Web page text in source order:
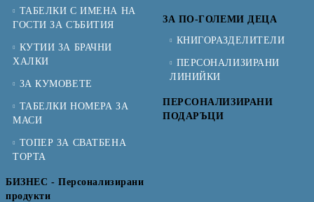
ТАБЕЛКИ С ИМЕНА НА
ГОСТИ ЗА СЪБИТИЯ
КУТИИ ЗА БРАЧНИ
ХАЛКИ
ЗА КУМОВЕТЕ
ТАБЕЛКИ НОМЕРА ЗА
МАСИ
ТОПЕР ЗА СВАТБЕНА
ТОРТА
БИЗНЕС - Персонализирани
продукти
ЗА ПО-ГОЛЕМИ ДЕЦА
КНИГОРАЗДЕЛИТЕЛИ
ПЕРСОНАЛИЗИРАНИ
ЛИНИЙКИ
ПЕРСОНАЛИЗИРАНИ
ПОДАРЪЦИ